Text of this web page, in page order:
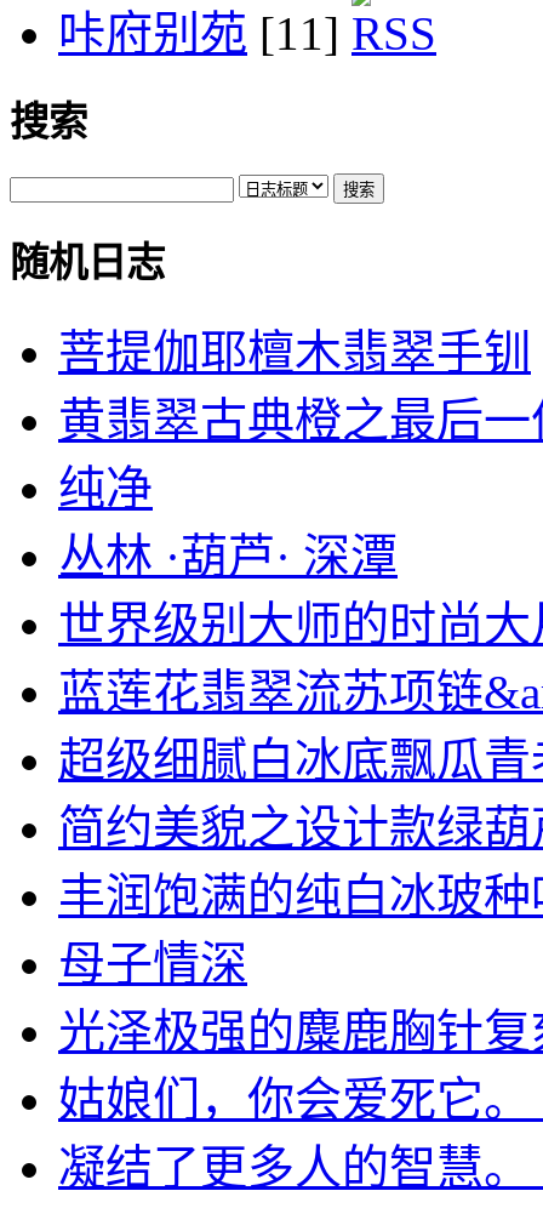
咔府别苑 [11]
搜索
随机日志
菩提伽耶檀木翡翠手钏
黄翡翠古典橙之最后一
纯净
丛林 ·葫芦· 深潭
世界级别大师的时尚大
蓝莲花翡翠流苏项链
超级细腻白冰底飘瓜青
简约美貌之设计款绿葫
丰润饱满的纯白冰玻种
母子情深
光泽极强的麋鹿胸针复
姑娘们，你会爱死它。
凝结了更多人的智慧。